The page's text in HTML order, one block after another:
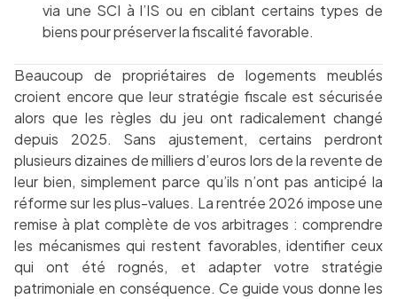
via une SCI à l’IS ou en ciblant certains types de
biens pour préserver la fiscalité favorable.
Beaucoup de propriétaires de logements meublés
croient encore que leur stratégie fiscale est sécurisée
alors que les règles du jeu ont radicalement changé
depuis 2025. Sans ajustement, certains perdront
plusieurs dizaines de milliers d’euros lors de la revente de
leur bien, simplement parce qu’ils n’ont pas anticipé la
réforme sur les plus-values. La rentrée 2026 impose une
remise à plat complète de vos arbitrages : comprendre
les mécanismes qui restent favorables, identifier ceux
qui ont été rognés, et adapter votre stratégie
patrimoniale en conséquence. Ce guide vous donne les